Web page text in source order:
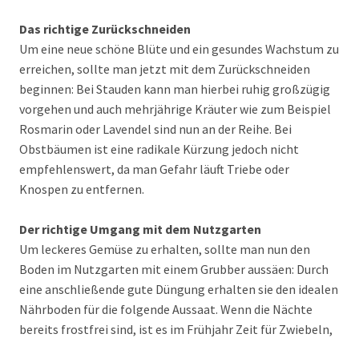
Das richtige Zurückschneiden
Um eine neue schöne Blüte und ein gesundes Wachstum zu
erreichen, sollte man jetzt mit dem Zurückschneiden
beginnen: Bei Stauden kann man hierbei ruhig großzügig
vorgehen und auch mehrjährige Kräuter wie zum Beispiel
Rosmarin oder Lavendel sind nun an der Reihe. Bei
Obstbäumen ist eine radikale Kürzung jedoch nicht
empfehlenswert, da man Gefahr läuft Triebe oder
Knospen zu entfernen.
Der richtige Umgang mit dem Nutzgarten
Um leckeres Gemüse zu erhalten, sollte man nun den
Boden im Nutzgarten mit einem Grubber aussäen: Durch
eine anschließende gute Düngung erhalten sie den idealen
Nährboden für die folgende Aussaat. Wenn die Nächte
bereits frostfrei sind, ist es im Frühjahr Zeit für Zwiebeln,